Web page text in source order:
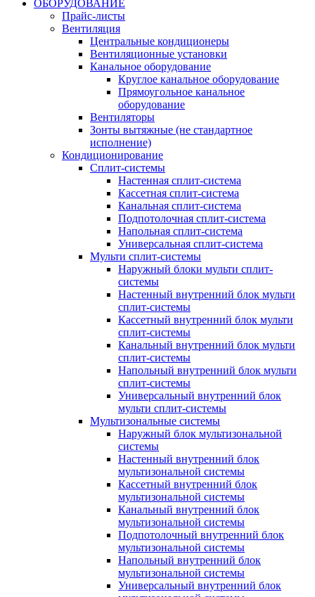
ОБОРУДОВАНИЕ
Прайс-листы
Вентиляция
Центральные кондиционеры
Вентиляционные установки
Канальное оборудование
Круглое канальное оборудование
Прямоугольное канальное
оборудование
Вентиляторы
Зонты вытяжные (не стандартное
исполнение)
Кондиционирование
Сплит-системы
Настенная сплит-система
Кассетная сплит-система
Канальная сплит-система
Подпотолочная сплит-система
Напольная сплит-система
Универсальная сплит-система
Мульти сплит-системы
Наружный блоки мульти сплит-
системы
Настенный внутренний блок мульти
сплит-системы
Кассетный внутренний блок мульти
сплит-системы
Канальный внутренний блок мульти
сплит-системы
Напольный внутренний блок мульти
сплит-системы
Универсальный внутренний блок
мульти сплит-системы
Мультизональные системы
Наружный блок мультизональной
системы
Настенный внутренний блок
мультизональной системы
Кассетный внутренний блок
мультизональной системы
Канальный внутренний блок
мультизональной системы
Подпотолочный внутренний блок
мультизональной системы
Напольный внутренний блок
мультизональной системы
Универсальный внутренний блок